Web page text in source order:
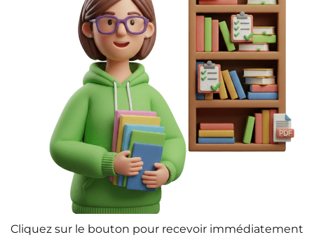
Cliquez sur le bouton pour recevoir immédiatement